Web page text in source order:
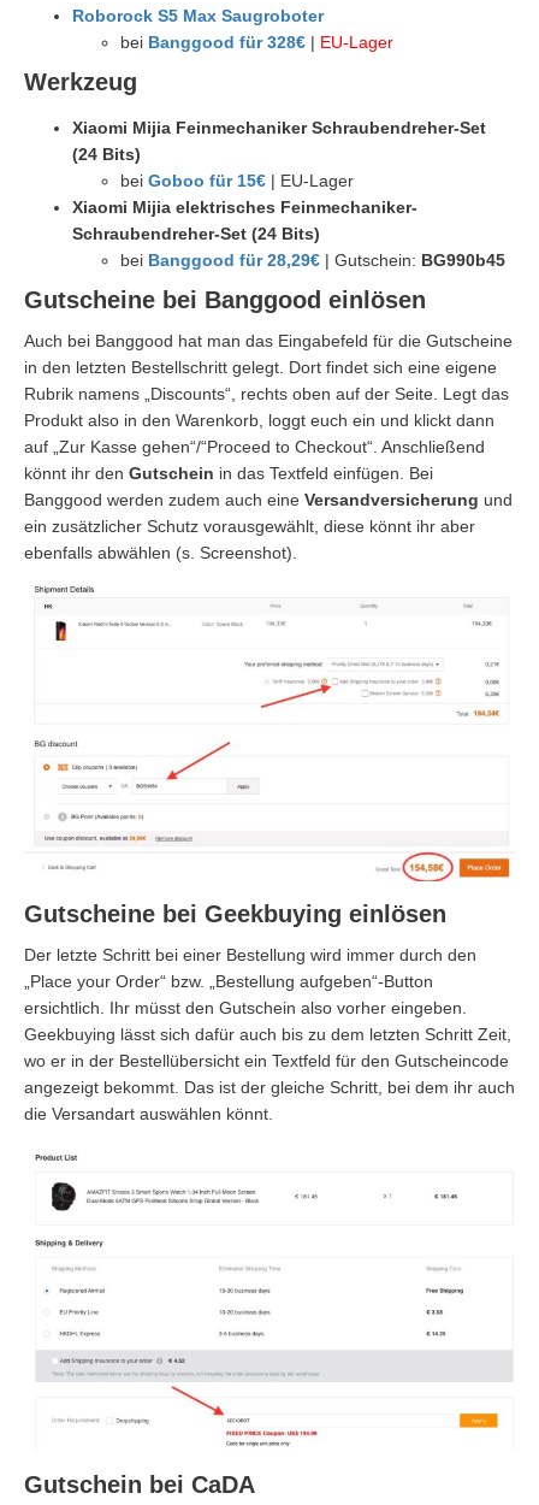
Roborock S5 Max Saugroboter
bei Banggood für 328€ | EU-Lager
Werkzeug
Xiaomi Mijia Feinmechaniker Schraubendreher-Set
(24 Bits)
bei Goboo für 15€ | EU-Lager
Xiaomi Mijia elektrisches Feinmechaniker-
Schraubendreher-Set (24 Bits)
bei Banggood für 28,29€ | Gutschein: BG990b45
Gutscheine bei Banggood einlösen
Auch bei Banggood hat man das Eingabefeld für die Gutscheine
in den letzten Bestellschritt gelegt. Dort findet sich eine eigene
Rubrik namens „Discounts“, rechts oben auf der Seite. Legt das
Produkt also in den Warenkorb, loggt euch ein und klickt dann
auf „Zur Kasse gehen“/“Proceed to Checkout“. Anschließend
könnt ihr den Gutschein in das Textfeld einfügen. Bei
Banggood werden zudem auch eine Versandversicherung und
ein zusätzlicher Schutz vorausgewählt, diese könnt ihr aber
ebenfalls abwählen (s. Screenshot).
Gutscheine bei Geekbuying einlösen
Der letzte Schritt bei einer Bestellung wird immer durch den
„Place your Order“ bzw. „Bestellung aufgeben“-Button
ersichtlich. Ihr müsst den Gutschein also vorher eingeben.
Geekbuying lässt sich dafür auch bis zu dem letzten Schritt Zeit,
wo er in der Bestellübersicht ein Textfeld für den Gutscheincode
angezeigt bekommt. Das ist der gleiche Schritt, bei dem ihr auch
die Versandart auswählen könnt.
Gutschein bei CaDA